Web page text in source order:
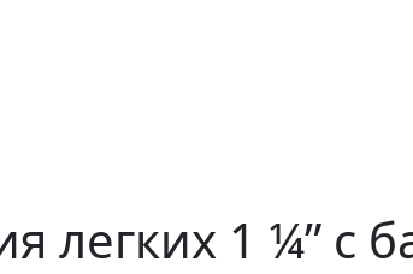
легких 1 ¼” с